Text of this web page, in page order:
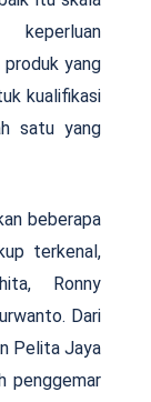
produk yang
kualifikasi
satu yang
beberapa
terkenal,
Ronny
Dari
Pelita Jaya
penggemar